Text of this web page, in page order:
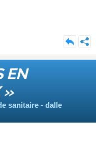
EN
»
sanitaire - dalle